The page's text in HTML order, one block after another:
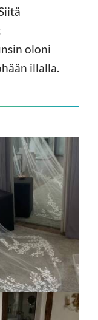
oloni
illalla.